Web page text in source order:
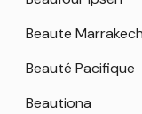
Beaute Marrakech
Beauté Pacifique
Beautiona